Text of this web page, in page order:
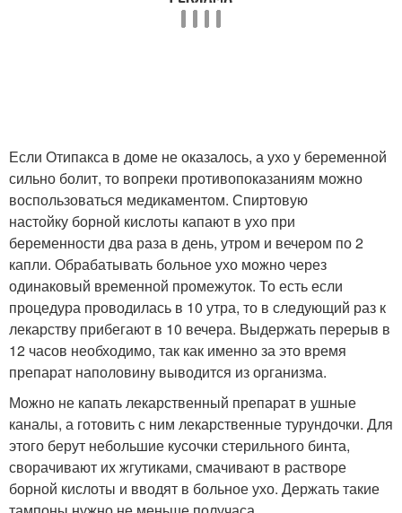
Если Отипакса в доме не оказалось, а ухо у беременной
сильно болит, то вопреки противопоказаниям можно
воспользоваться медикаментом. Спиртовую
настойку борной кислоты капают в ухо при
беременности два раза в день, утром и вечером по 2
капли. Обрабатывать больное ухо можно через
одинаковый временной промежуток. То есть если
процедура проводилась в 10 утра, то в следующий раз к
лекарству прибегают в 10 вечера. Выдержать перерыв в
12 часов необходимо, так как именно за это время
препарат наполовину выводится из организма.
Можно не капать лекарственный препарат в ушные
каналы, а готовить с ним лекарственные турундочки. Для
этого берут небольшие кусочки стерильного бинта,
сворачивают их жгутиками, смачивают в растворе
борной кислоты и вводят в больное ухо. Держать такие